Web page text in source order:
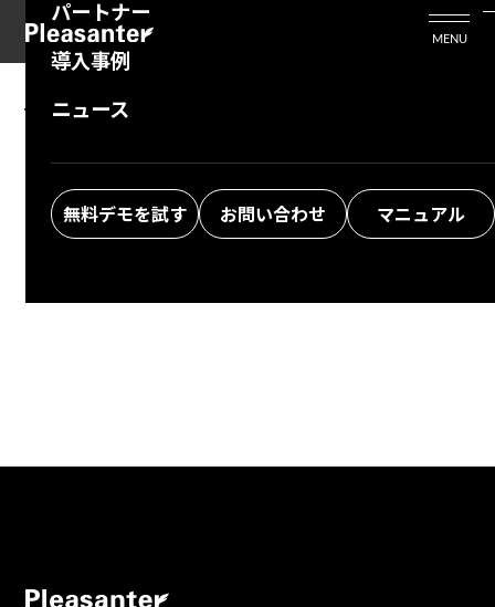
活用シーン
Enterprise Edition
パートナー
プリザンタービジネスを検討中の方
導入事例
ニュース
無料デモを試す お問い合わせ マニュアル
MENU
The specified information was not found.